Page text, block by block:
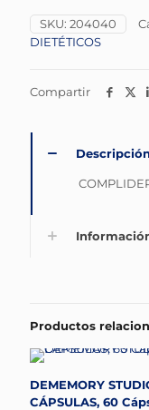
SKU: 204040
DIETÉTICOS
Compartir
Productos
DEMEMORY
CÁPSULAS, 60